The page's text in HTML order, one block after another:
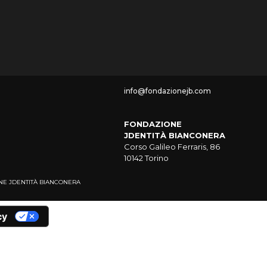
JDENTITÀ BIANCONERA
info@fondazionejb.com
FONDAZIONE
JDENTITÀ BIANCONERA
Corso Galileo Ferraris, 86
10142 Torino